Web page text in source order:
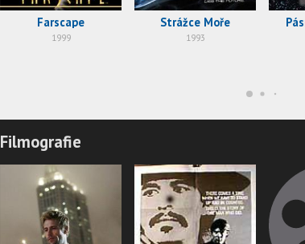
Farscape
1999
Strážce Moře
1993
Filmografie